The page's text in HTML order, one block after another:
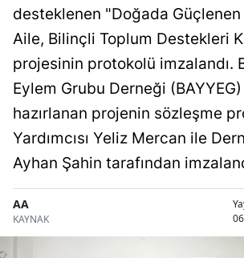
desteklenen "Doğada
Aile, Bilinçli Toplum Destekleri
projesinin protokolü imzalandı.
Eylem Grubu Derneği
hazırlanan projenin sözleşme
Yardımcısı Yeliz Mercan ile
Ayhan Şahin tarafından
AA
KAYNAK